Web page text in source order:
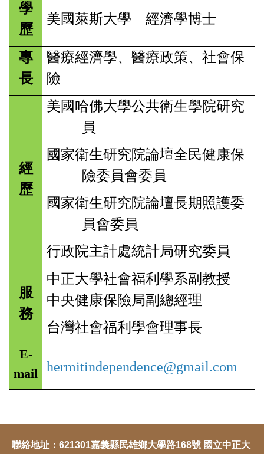
學
歷
美國萊斯大學 經濟學博士
專
長
醫療經濟學、醫療政策、社會保
險
經
歷
美國哈佛大學公共衛生學院研究
員
國家衛生研究院論壇全民健康保
險委員會委員
國家衛生研究院論壇長期照護委
員會委員
行政院主計處統計局研究委員
服
務
中正大學社會福利學系副教授
中央健康保險局副總經理
台灣社會福利學會理事長
E-
mail hermitindependence@gmail.com
聯絡地址：621301嘉義縣民雄鄉大學路168號 國立中正大